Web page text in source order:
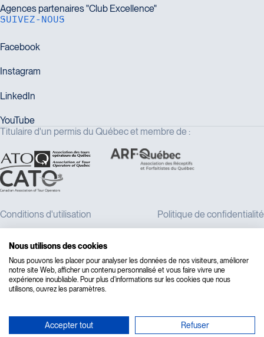
SUIVEZ-NOUS
Titulaire d'un permis du Québec et membre de :
Nous utilisons des cookies
Nous pouvons les placer pour analyser les données de nos visiteurs, améliorer
notre site Web, afficher un contenu personnalisé et vous faire vivre une
expérience inoubliable. Pour plus d'informations sur les cookies que nous
utilisons, ouvrez les paramètres.
Accepter tout Refuser